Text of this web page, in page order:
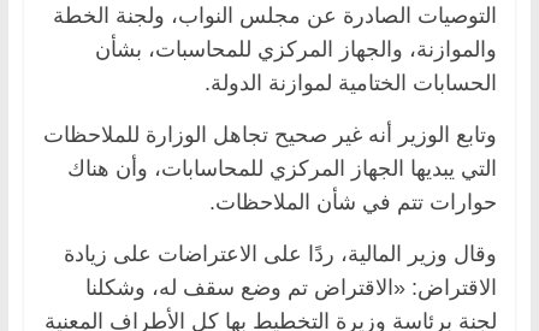
التوصيات الصادرة عن مجلس النواب، ولجنة الخطة
والموازنة، والجهاز المركزي للمحاسبات، بشأن
الحسابات الختامية لموازنة الدولة.
وتابع الوزير أنه غير صحيح تجاهل الوزارة للملاحظات
التي يبديها الجهاز المركزي للمحاسابات، وأن هناك
حوارات تتم في شأن الملاحظات.
وقال وزير المالية، ردًا على الاعتراضات على زيادة
الاقتراض: «الاقتراض تم وضع سقف له، وشكلنا
لجنة برئاسة وزيرة التخطيط بها كل الأطراف المعنية